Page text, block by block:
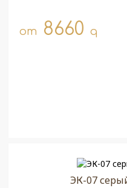
от 8660 q
ЭК-07